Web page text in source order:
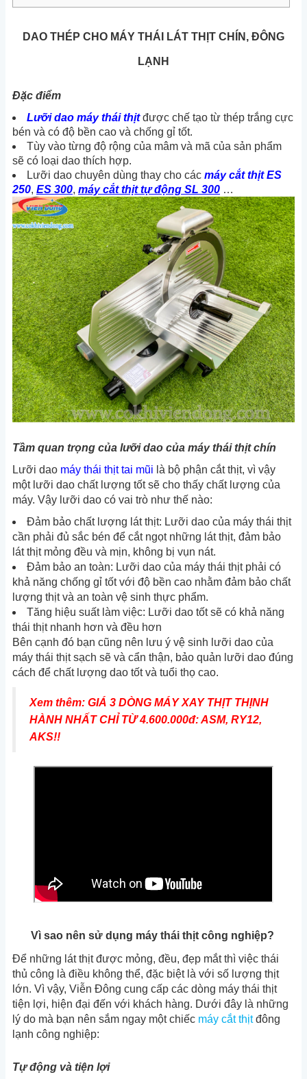
DAO THÉP CHO MÁY THÁI LÁT THỊT CHÍN, ĐÔNG
LẠNH
Đặc điểm
Lưỡi dao máy thái thịtđược chế tạo từ thép trắng cực
bén và có độ bền cao và chống gỉ tốt.
Tùy vào từng độ rộng của mâm và mã của sản phẩm
sẽ có loại dao thích hợp.
Lưỡi dao chuyên dùng thay cho các máy cắt thịt ES
250, ES 300, máy cắt thịt tự động SL 300 …
Tầm quan trọng của lưỡi dao của máy thái thịt chín
Lưỡi dao máy thái thịt tai mũi là bộ phận cắt thịt, vì vậy
một lưỡi dao chất lượng tốt sẽ cho thấy chất lượng của
máy. Vậy lưỡi dao có vai trò như thế nào:
Đảm bảo chất lượng lát thịt: Lưỡi dao của máy thái thịt
cần phải đủ sắc bén để cắt ngọt những lát thịt, đảm bảo
lát thịt mỏng đều và mịn, không bị vụn nát.
Đảm bảo an toàn: Lưỡi dao của máy thái thịt phải có
khả năng chống gỉ tốt với độ bền cao nhằm đảm bảo chất
lượng thịt và an toàn vệ sinh thực phẩm.
Tăng hiệu suất làm việc: Lưỡi dao tốt sẽ có khả năng
thái thịt nhanh hơn và đều hơn
Bên cạnh đó bạn cũng nên lưu ý vệ sinh lưỡi dao của
máy thái thịt sạch sẽ và cẩn thận, bảo quản lưỡi dao đúng
cách để chất lượng dao tốt và tuổi thọ cao.
Xem thêm: GIÁ 3 DÒNG MÁY XAY THỊT THỊNH
HÀNH NHẤT CHỈ TỪ 4.600.000đ: ASM, RY12,
AKS!!
Vì sao nên sử dụng máy thái thịt công nghiệp?
Để những lát thịt được mỏng, đều, đẹp mắt thì việc thái
thủ công là điều không thể, đặc biệt là với số lượng thịt
lớn. Vì vậy, Viễn Đông cung cấp các dòng máy thái thịt
tiện lợi, hiện đại đến với khách hàng. Dưới đây là những
lý do mà bạn nên sắm ngay một chiếc máy cắt thịtđông
lạnh công nghiệp:
Tự động và tiện lợi